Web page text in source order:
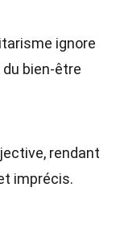
ignore
bien-être
rendant
imprécis.